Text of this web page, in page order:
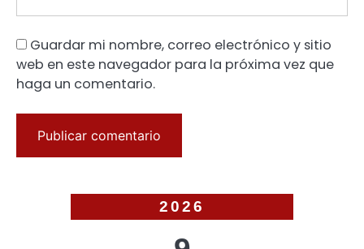
Guardar mi nombre, correo electrónico y sitio
web en este navegador para la próxima vez que
haga un comentario.
2026